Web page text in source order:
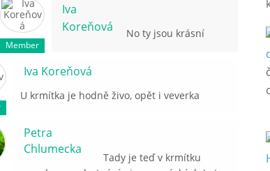
Member
Iva
Koreňová
No ty jsou krásní
Iva Koreňová
U krmítka je hodně živo, opět i veverka
Petra
Chlumecka
Tady je teď v krmítku